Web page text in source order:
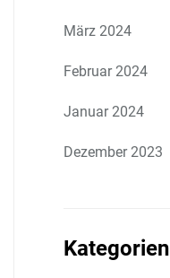
März 2024
Februar 2024
Januar 2024
Dezember 2023
Kategorien